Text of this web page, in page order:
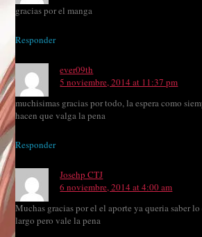
gracias por el manga
Responder
ever09th
5 noviembre, 2014 at 11:37 pm
muchisimas gracias por todo, la espera como
hacen que valga la pena
Responder
Josehp CTJ
6 noviembre, 2014 at 4:00 am
Muchas gracias por el el aporte ya queria saber
largo pero vale la pena